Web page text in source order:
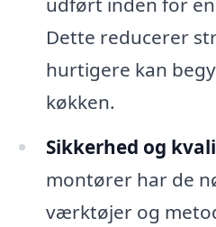
Dette reducerer
hurtigere kan
køkken.
Sikkerhed og
montører har de
værktøjer og